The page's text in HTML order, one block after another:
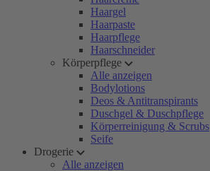
Haargel
Haarpaste
Haarpflege
Haarschneider
Körperpflege
Alle anzeigen
Bodylotions
Deos & Antitranspirants
Duschgel & Duschpflege
Körperreinigung & Scrubs
Seife
Drogerie
Alle anzeigen